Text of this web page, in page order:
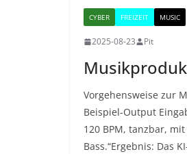
CYBER FREIZEIT MUSIC
2025-08-23 Pit
Vorgehensweise zur
Beispiel-Output
120 BPM, tanzbar,
Bass.“Ergebnis: Das